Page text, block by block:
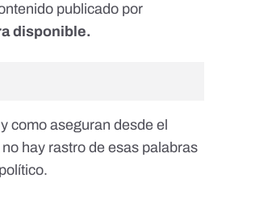
publicado por
disponible.
como aseguran desde el
hay rastro de esas palabras